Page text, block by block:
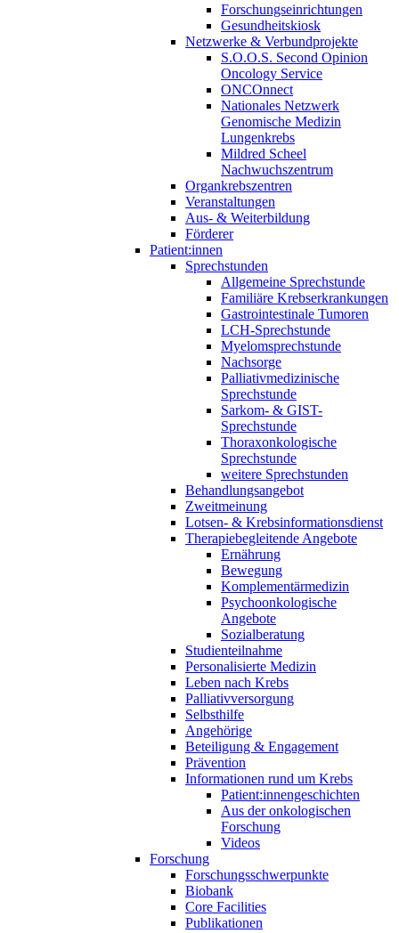
Forschungseinrichtungen
Gesundheitskiosk
Netzwerke & Verbundprojekte
S.O.O.S. Second Opinion
Oncology Service
ONCOnnect
Nationales Netzwerk
Genomische Medizin
Lungenkrebs
Mildred Scheel
Nachwuchszentrum
Organkrebszentren
Veranstaltungen
Aus- & Weiterbildung
Förderer
Patient:innen
Sprechstunden
Allgemeine Sprechstunde
Familiäre Krebserkrankungen
Gastrointestinale Tumoren
LCH-Sprechstunde
Myelomsprechstunde
Nachsorge
Palliativmedizinische
Sprechstunde
Sarkom- & GIST-
Sprechstunde
Thoraxonkologische
Sprechstunde
weitere Sprechstunden
Behandlungsangebot
Zweitmeinung
Lotsen- & Krebsinformationsdienst
Therapiebegleitende Angebote
Ernährung
Bewegung
Komplementärmedizin
Psychoonkologische
Angebote
Sozialberatung
Studienteilnahme
Personalisierte Medizin
Leben nach Krebs
Palliativversorgung
Selbsthilfe
Angehörige
Beteiligung & Engagement
Prävention
Informationen rund um Krebs
Patient:innengeschichten
Aus der onkologischen
Forschung
Videos
Forschung
Forschungsschwerpunkte
Biobank
Core Facilities
Publikationen